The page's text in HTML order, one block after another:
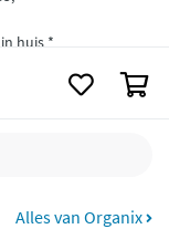
Alles van Organix